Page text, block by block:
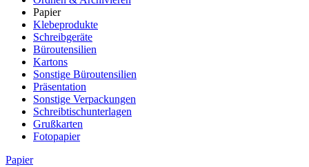
Papier
Klebeprodukte
Schreibgeräte
Büroutensilien
Kartons
Sonstige Büroutensilien
Präsentation
Sonstige Verpackungen
Schreibtischunterlagen
Grußkarten
Fotopapier
Papier